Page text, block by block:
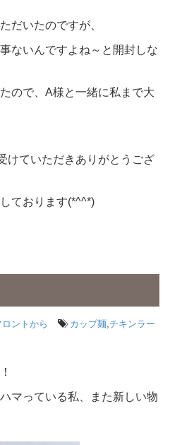
だいたのですが、
ないんですよね～と開封しな
ので、A様と一緒に私まで大
けていただきありがとうござ
ております(*^^*)
ントから カップ麺 チキンラー
マっている私、また新しい物